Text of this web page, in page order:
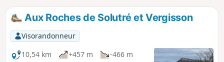
Aux Roches de Solutré et Vergisson
Visorandonneur
10,54 km
+457 m
-466 m